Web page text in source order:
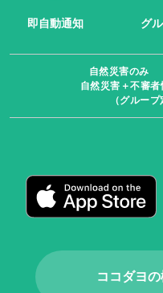
即自動通知 グ
自然災害の
自然災害＋不審
（グルー
ココダヨ